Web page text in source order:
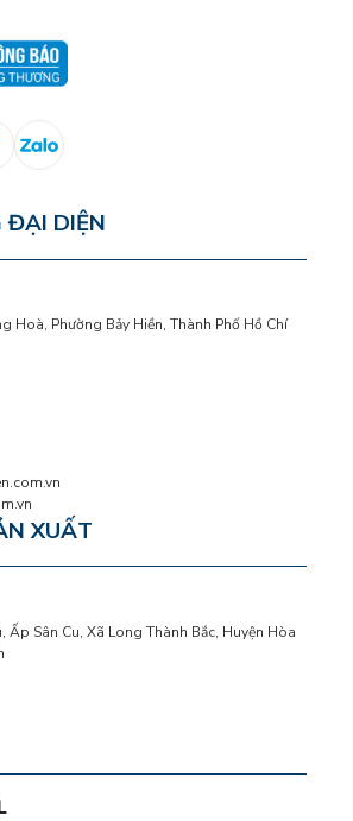
ĐẠI DIỆN
Hoà, Phường Bảy Hiền, Thành Phố Hồ Chí
XUẤT
Ấp Sân Cu, Xã Long Thành Bắc, Huyện Hòa